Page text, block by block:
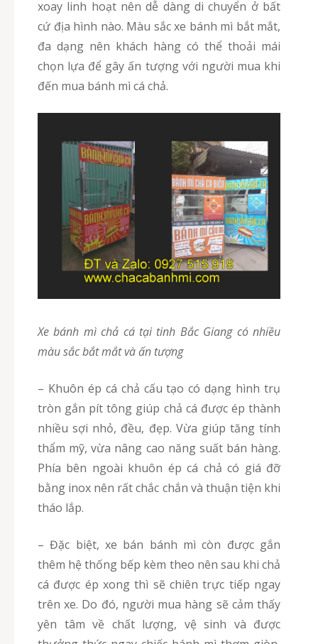
xoay linh hoạt nên dễ dàng di chuyển ở bất
cứ địa hình nào. Màu sắc xe bánh mì bắt mắt,
đa dạng nên khách hàng có thể thoải mái
chọn lựa để gây ấn tượng với người mua khi
đến mua bánh mì cá chả.
Xe bánh mì chả cá tại tinh Bắc Giang có nhiều
màu sắc bắt mắt và ấn tượng
– Khuôn ép cá chả cấu tạo có dạng hình trụ
tròn gắn pít tông giúp chả cá được ép thành
nhiều sợi nhỏ, đều, đẹp. Vừa giúp tăng tính
thẩm mỹ, vừa nâng cao năng suất bán hàng.
Phía bên ngoài khuôn ép cá chả có giá đỡ
bằng inox nên rất chắc chắn và thuận tiện khi
tháo lắp.
– Đặc biệt, xe bán bánh mì còn được gắn
thêm hệ thống bếp kèm theo nên sau khi chả
cá được ép xong thì sẽ chiên trực tiếp ngay
trên xe. Do đó, người mua hàng sẽ cảm thấy
yên tâm về chất lượng, vệ sinh và được